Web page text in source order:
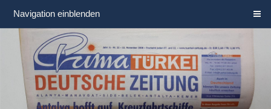
Navigation einblenden